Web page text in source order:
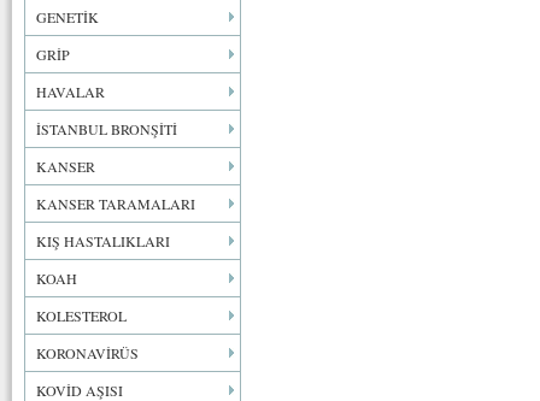
GENETİK
GRİP
HAVALAR
İSTANBUL BRONŞİTİ
KANSER
KANSER TARAMALARI
KIŞ HASTALIKLARI
KOAH
KOLESTEROL
KORONAVİRÜS
KOVİD AŞISI